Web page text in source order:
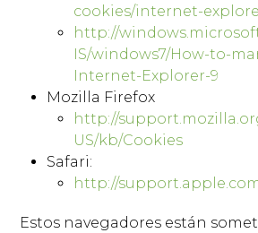
cookies/internet-
http://
IS/windows7/How-to-
Internet-Explorer-9
Mozilla Firefox
http://
US/kb/Cookies
Safari:
http://
Estos navegadores están